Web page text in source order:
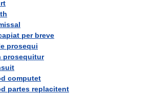
per breve
prosequi
prosequitur
computet
partes replacitent